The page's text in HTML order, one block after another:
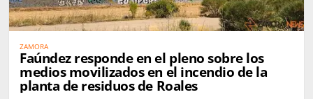
ZAMORA
Faúndez responde en el pleno sobre los
medios movilizados en el incendio de la
planta de residuos de Roales